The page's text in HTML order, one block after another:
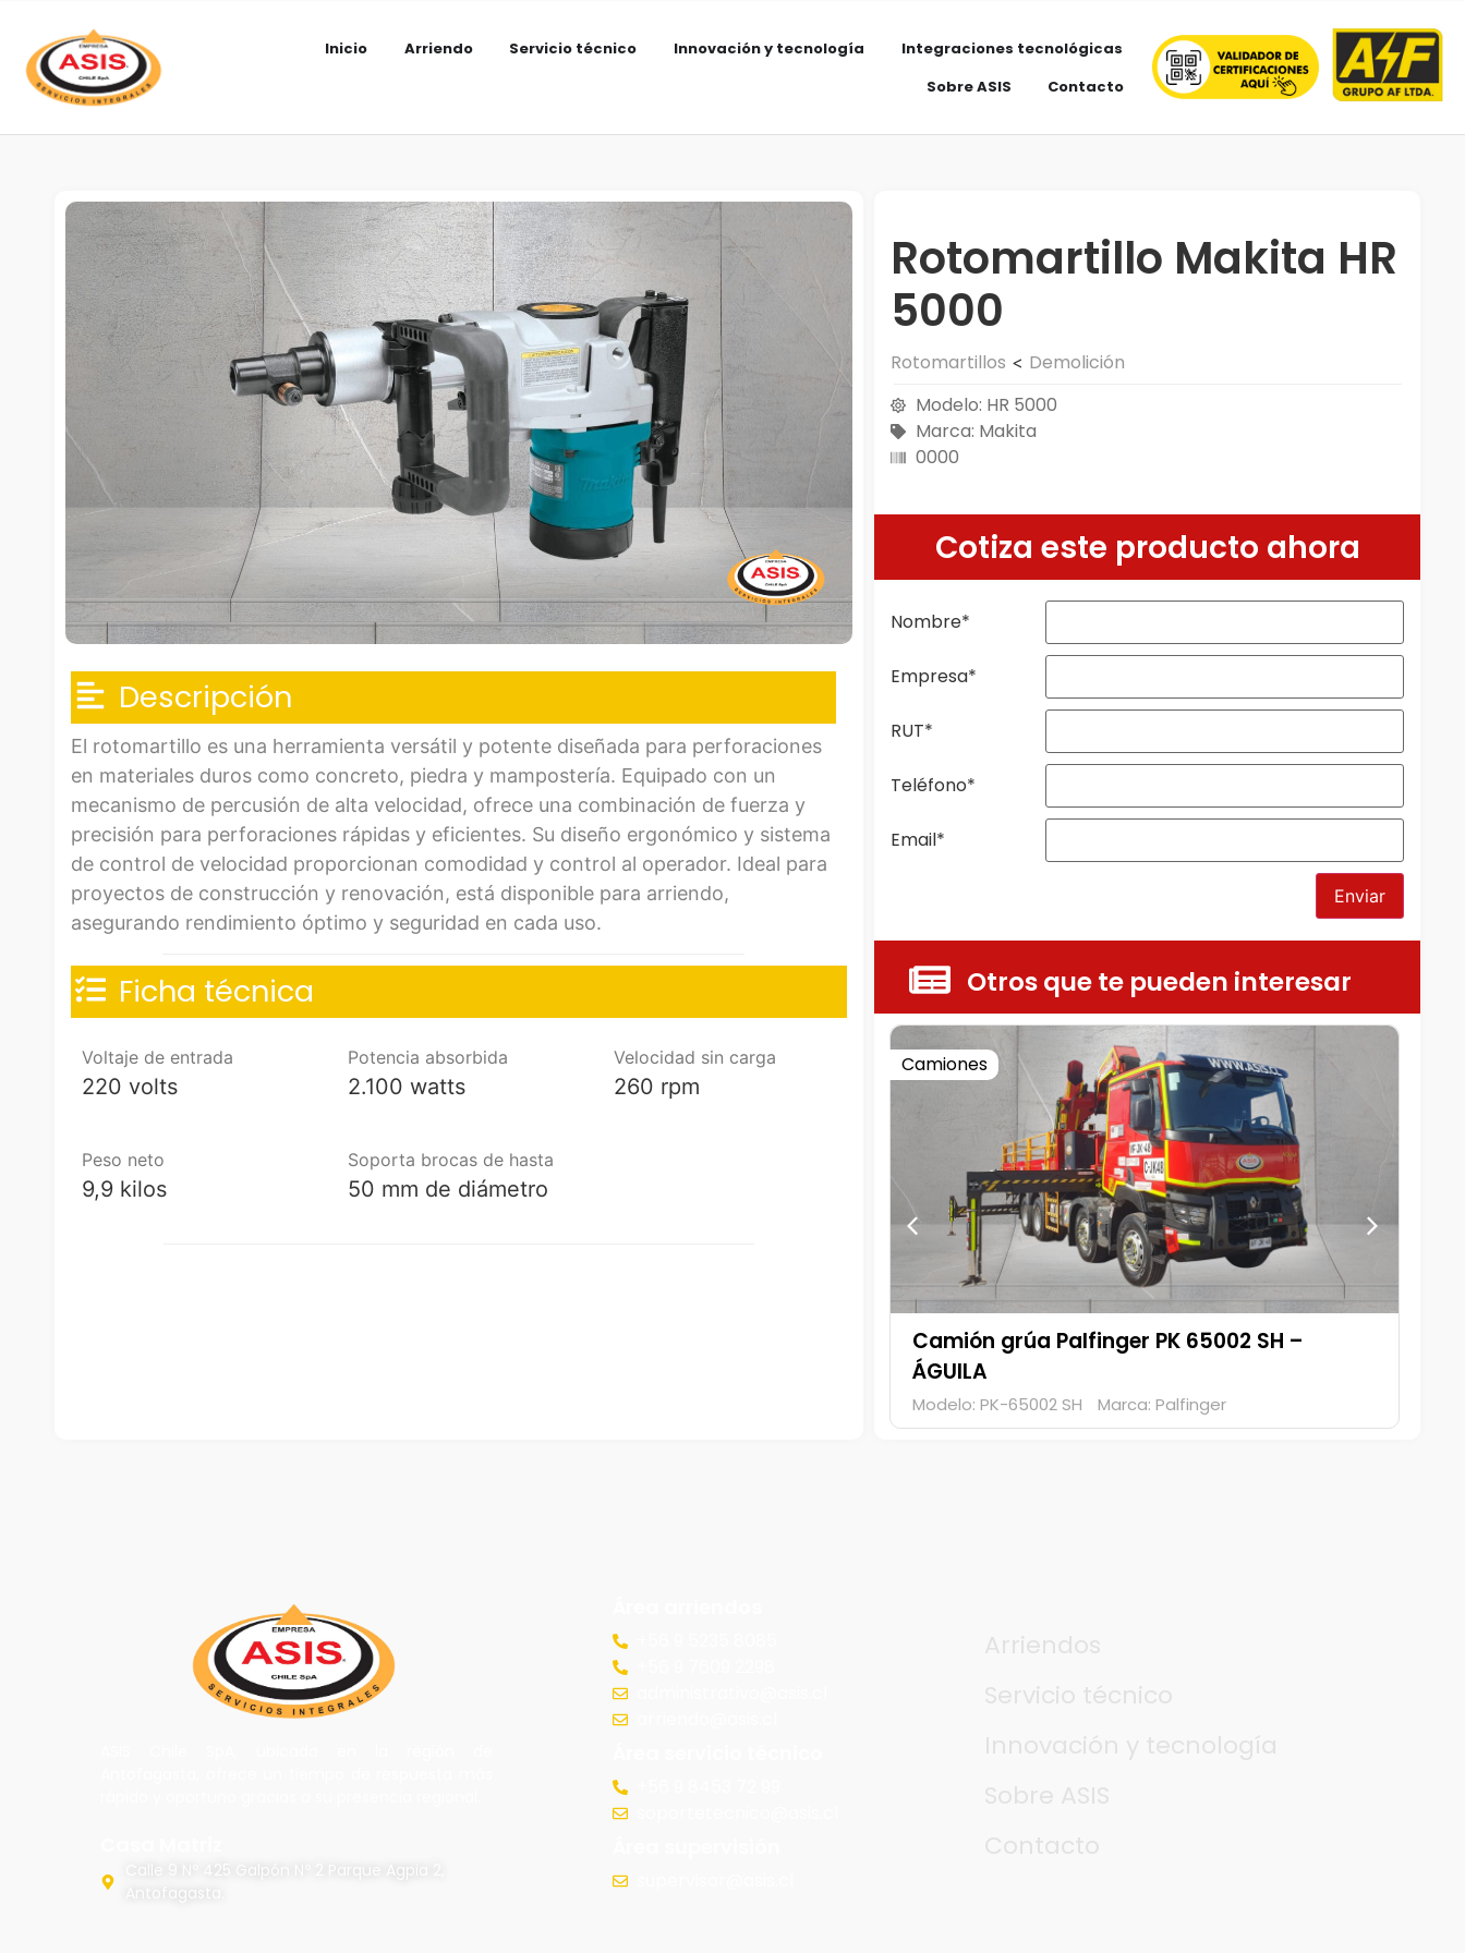
Inicio Arriendo Servicio técnico Innovación y tecnología
Integraciones tecnológicas
Sobre ASIS
Contacto
Descripción
El rotomartillo es una herramienta versátil y potente diseñada para perforaciones
en materiales duros como concreto, piedra y mampostería. Equipado con un
mecanismo de percusión de alta velocidad, ofrece una combinación de fuerza y
precisión para perforaciones rápidas y eficientes. Su diseño ergonómico y sistema
de control de velocidad proporcionan comodidad y control al operador. Ideal para
proyectos de construcción y renovación, está disponible para arriendo,
asegurando rendimiento óptimo y seguridad en cada uso.
Ficha técnica
Voltaje de entrada
220 volts
Potencia absorbida
2.100 watts
Velocidad sin carga
260 rpm
Peso neto
9,9 kilos
Soporta brocas de hasta
50 mm de diámetro
Rotomartillo Makita HR
5000
Rotomartillos < Demolición
Modelo: HR 5000
Marca: Makita
0000
Cotiza este producto ahora
Nombre*
Empresa*
RUT*
Teléfono*
Email*
Enviar
Otros que te pueden interesar
Camiones Camiones
Camión grúa Palfinger PK 65002 SH -
HALCÓN
Modelo: PK-65002 SH Marca: Palfinger
Calle 9 Nº 425 Galpón Nº 2 Parque Agpia 2,
Antofagasta.